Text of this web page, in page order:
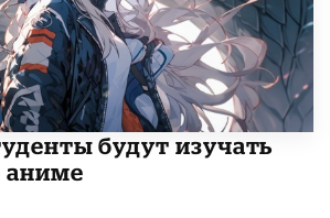
будут изучать
аниме